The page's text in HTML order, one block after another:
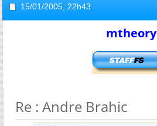
15/01/2005, 22h43
mtheory
Re : Andre Brahic